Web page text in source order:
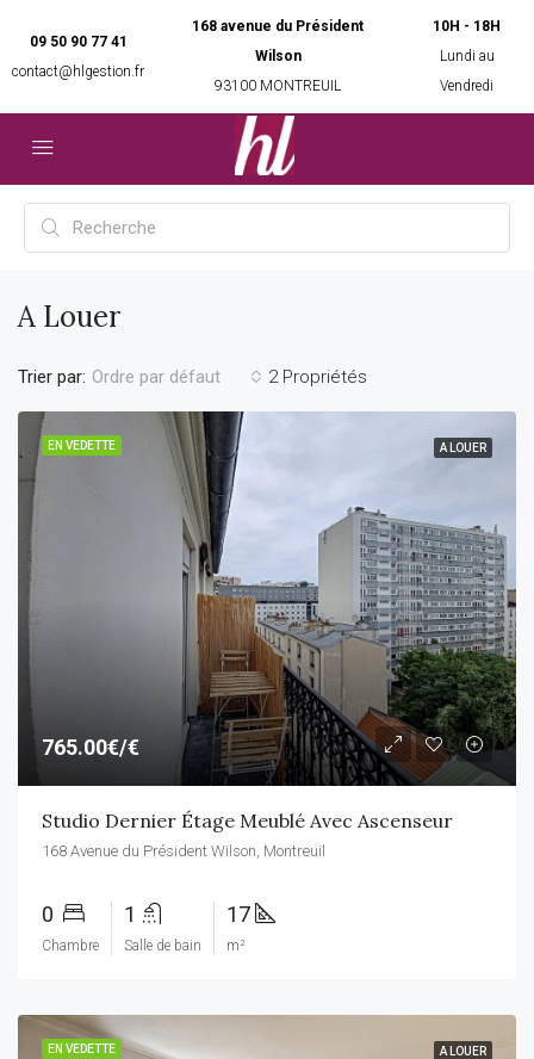
09 50 90 77 41
contact@hlgestion.fr
168 avenue du Président
Wilson
93100 MONTREUIL
10H - 18H
Lundi au
Vendredi
A Louer
2 Propriétés
Trier par: Ordre par défaut
EN VEDETTE A LOUER
765.00€/€
Studio Dernier Étage Meublé Avec Ascenseur
168 Avenue du Président Wilson, Montreuil
0
Chambre
1
Salle de bain
17
m²
EN VEDETTE A LOUER